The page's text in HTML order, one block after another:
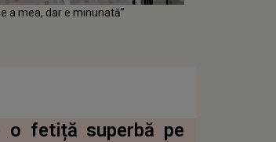
a mea, dar e minunată”
o fetiță superbă pe